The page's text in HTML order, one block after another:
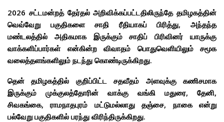
2026 சட்டமன்றத் தேர்தல் அறிவிக்கப்பட்டதிலிருந்தே தமிழகத்தின்
வெவ்வேறு பகுதிகளை சாதி ரீதியாகப் பிரித்து, அந்தந்த
மண்டலத்தில் அதிகமாக இருக்கும் சாதிப் பிரிவினர் யாருக்கு
வாக்களிப்பார்கள் என்கின்ற விவாதம் பொதுவெளியிலும் சமூக
வலைத்தளங்களிலும் நடந்து கொண்டிருக்கிறது.
தென் தமிழகத்தில் குறிப்பிட்ட சதவீதம் அளவுக்கு கணிசமாக
இருக்கும் முக்குலத்தோரின் வாக்கு வங்கி மதுரை, தேனி,
சிவகங்கை, ராமநாதபுரம் மட்டுமல்லாது தஞ்சை, நாகை என்று
பல்வேறு பகுதிகளில் பரந்து விரிந்திருக்கிறது.